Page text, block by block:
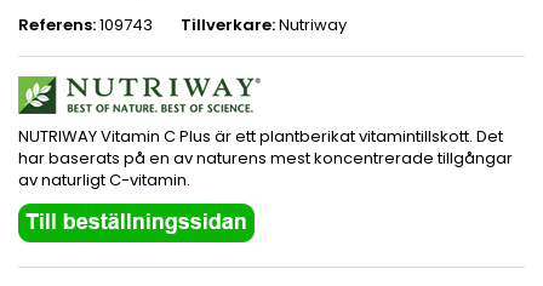
Referens:109743 Tillverkare:Nutriway
NUTRIWAY Vitamin C Plus är ett plantberikat vitamintillskott. Det
har baserats på en av naturens mest koncentrerade tillgångar
av naturligt C-vitamin.